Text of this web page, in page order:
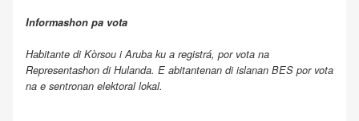
Informashon pa vota
Habitante di Kòrsou i Aruba ku a registrá, por vota na
Representashon di Hulanda. E abitantenan di islanan BES por vota
na e sentronan elektoral lokal.